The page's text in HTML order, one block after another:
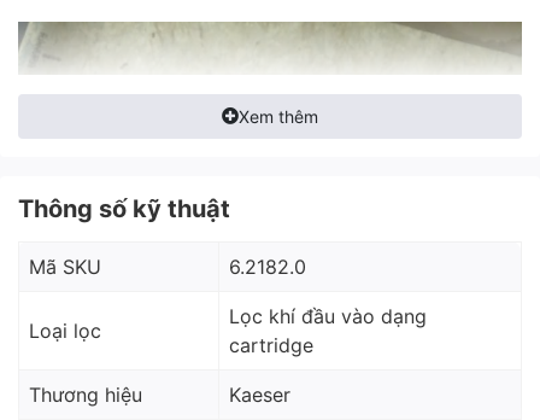
Xem thêm
Thông số kỹ thuật
Mã SKU 6.2182.0
Loại lọc
Lọc khí đầu vào dạng
cartridge
Thương hiệu Kaeser